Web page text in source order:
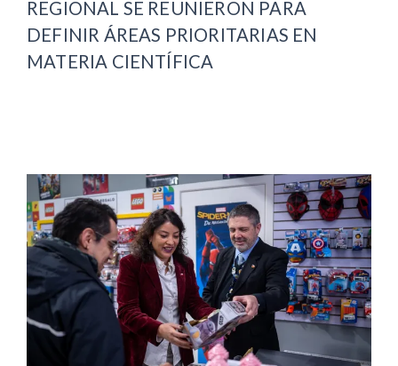
REGIONAL SE REUNIERON PARA
DEFINIR ÁREAS PRIORITARIAS EN
MATERIA CIENTÍFICA